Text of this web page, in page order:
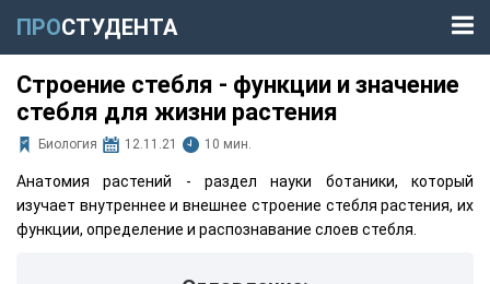
ПРОСТУДЕНТА
Строение стебля - функции и значение
стебля для жизни растения
Биология 12.11.21 10 мин.
Анатомия растений - раздел науки ботаники, который
изучает внутреннее и внешнее строение стебля растения, их
функции, определение и распознавание слоев стебля.